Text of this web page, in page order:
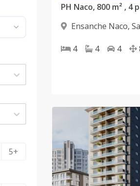
5+
Ensanche Naco,
4
4 4